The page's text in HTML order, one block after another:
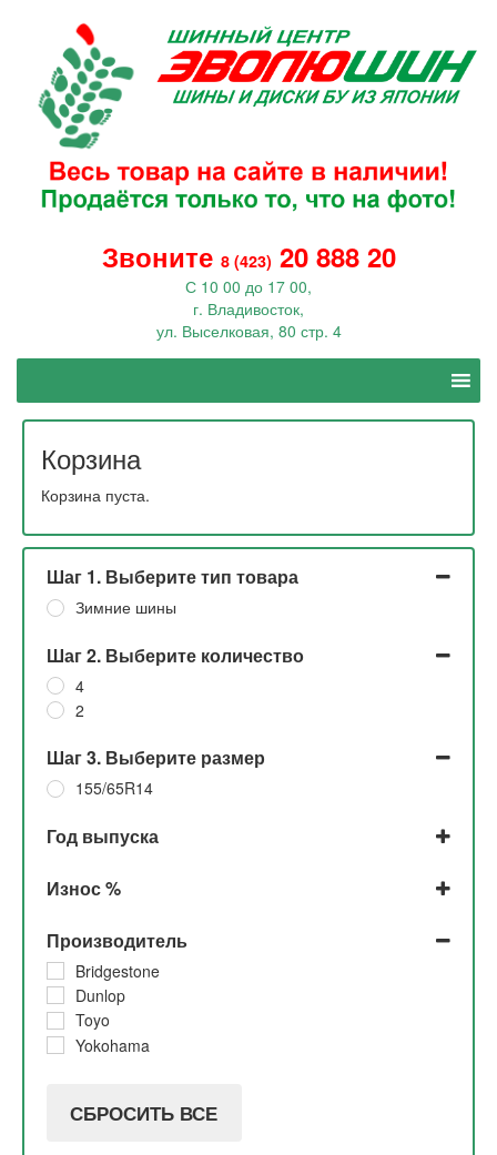
Звоните 8 (423) 20 888 20
С 10 00 до 17 00,
г. Владивосток,
ул. Выселковая, 80 стр. 4
Корзина
Корзина пуста.
Шаг 1. Выберите тип товара
Зимние шины
Шаг 2. Выберите количество
4
2
Шаг 3. Выберите размер
155/65R14
Год выпуска
2021
2019
2018
Износ %
5% и 10%
5%
10%
Производитель
Bridgestone
Dunlop
Toyo
Yokohama
СБРОСИТЬ ВСЕ